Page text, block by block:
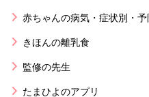
赤ちゃんの病気・症状別・
きほんの離乳食
監修の先生
たまひよのアプリ